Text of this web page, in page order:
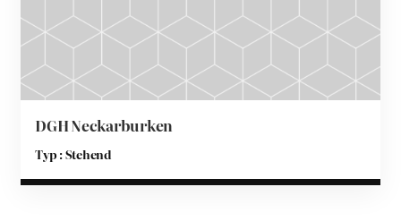
DGH Neckarburken
Typ : Stehend